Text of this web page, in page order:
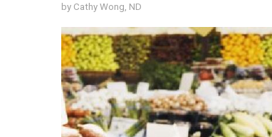
by Cathy Wong, ND